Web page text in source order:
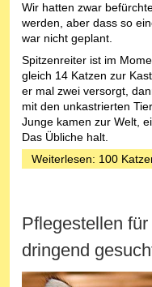
Wir hatten zwar
werden, aber dass so
war nicht geplant.
Spitzenreiter ist im
gleich 14 Katzen zur
er mal zwei versorgt,
mit den unkastrierten
Junge kamen zur Welt,
Das Übliche halt.
Weiterlesen: 100
Pflegestellen
dringend